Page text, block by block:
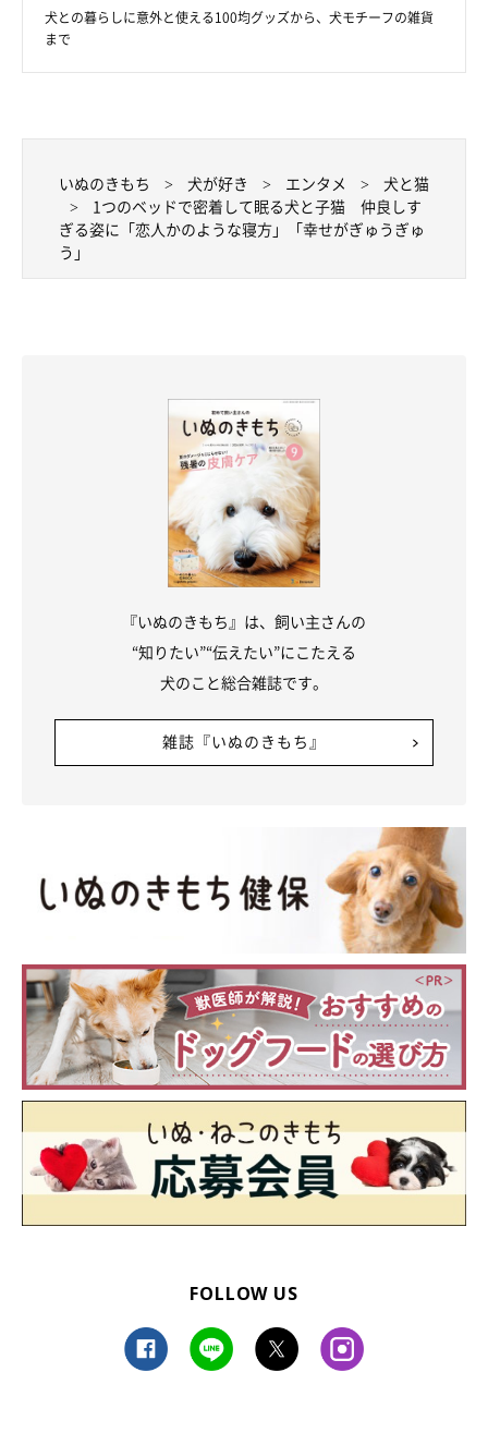
犬との暮らしに意外と使える100均グッズから、犬モチーフの雑貨
まで
いぬのきもち 犬が好き エンタメ
犬と猫
1つのベッドで密着して眠る犬と子猫 仲良しす
ぎる姿に「恋人かのような寝方」「幸せがぎゅうぎゅ
う」
『いぬのきもち』は、飼い主さんの
“知りたい”“伝えたい”にこたえる
犬のこと総合雑誌です。
雑誌『いぬのきもち』
FOLLOW US